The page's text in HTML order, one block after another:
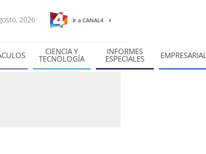
2026 Ir a CANAL4
CIENCIA Y
TECNOLOGÍA
INFORMES
ESPECIALES